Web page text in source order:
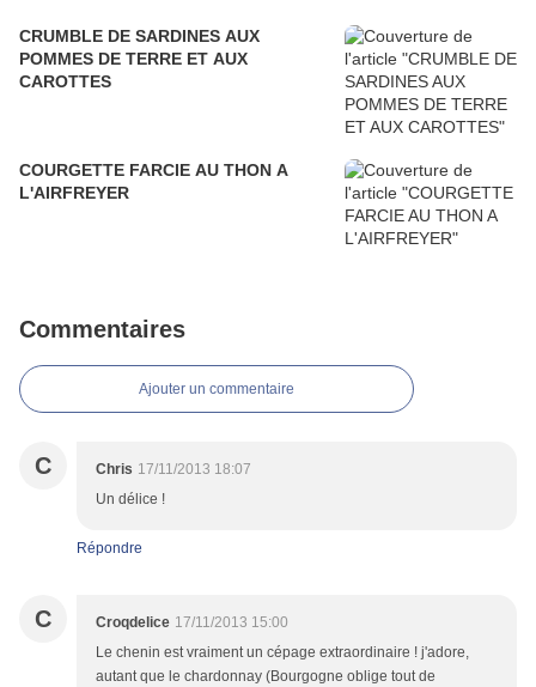
CRUMBLE DE SARDINES AUX
POMMES DE TERRE ET AUX
CAROTTES
COURGETTE FARCIE AU THON A
L'AIRFREYER
Commentaires
Ajouter un commentaire
C Chris 17/11/2013 18:07
Un délice !
Répondre
C Croqdelice 17/11/2013 15:00
Le chenin est vraiment un cépage extraordinaire ! j'adore,
autant que le chardonnay (Bourgogne oblige tout de